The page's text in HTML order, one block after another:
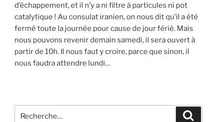
d’échappement, et il n’y a ni filtre à particules ni pot
catalytique ! Au consulat iranien, on nous dit qu’il a été
fermé toute la journée pour cause de jour férié. Mais
nous pouvons revenir demain samedi, il sera ouvert à
partir de 10h. Il nous faut y croire, parce que sinon, il
nous faudra attendre lundi…